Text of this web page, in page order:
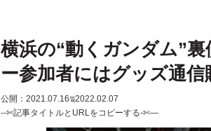
横浜の“動くガンダム”
ー参加者にはグッズ通信
公開：2021.07.16ಇ2022.02.07
--✄記事タイトルとURLをコピーする-✄—